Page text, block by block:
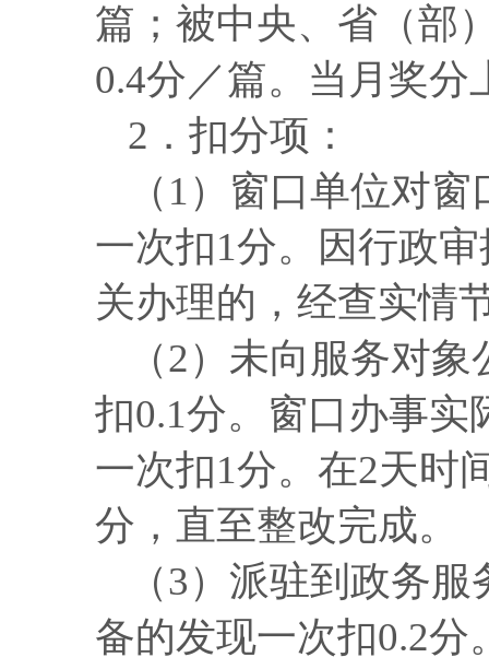
篇；被中央、省（部
0.4分／篇。当月奖分
2．扣分项：
（ 1）窗口单位对
一次扣1分。因行政
关办理的，经查实情
（2）未向服务对象
扣0.1分。窗口办事
一次扣1分。在2天时
分，直至整改完成。
（3）派驻到政务服
备的发现一次扣0.2